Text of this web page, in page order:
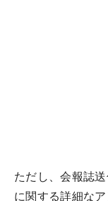
ただし、会報誌
に関する詳細な